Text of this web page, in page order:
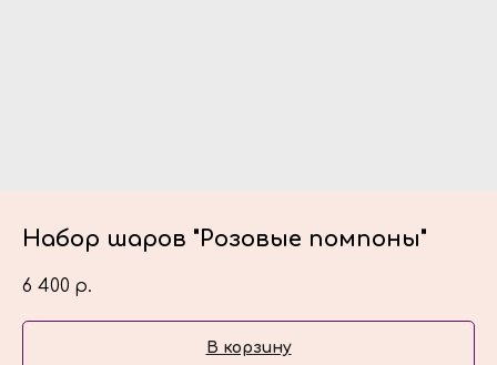
Набор шаров "Розовые помпоны"
6 400 р.
В корзину